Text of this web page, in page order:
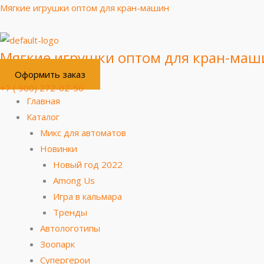
Перейти
содержимому
Мягкие игрушки оптом для кран-машин
Мягкие игрушки оптом для кран-
Оформить заказ
+7 ( 900) 272-02-50
Меню
Главная
Каталог
Микс для автоматов
Новинки
Новый год 2022
Among Us
Игра в кальмара
Тренды
Автологотипы
Зоопарк
Супергерои